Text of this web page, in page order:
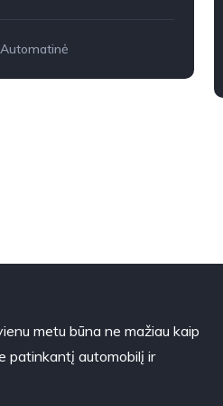
Automatinė
metu būna ne mažiau kaip
patinkantį automobilį ir